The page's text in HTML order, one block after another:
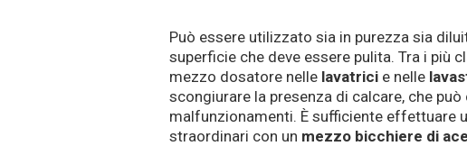
Può essere utilizzato sia in purezza sia
superficie che deve essere pulita. Tra i più
mezzo dosatore nelle lavatrici e nelle
scongiurare la presenza di calcare, che
malfunzionamenti. È sufficiente effettuare
straordinari con un mezzo bicchiere di